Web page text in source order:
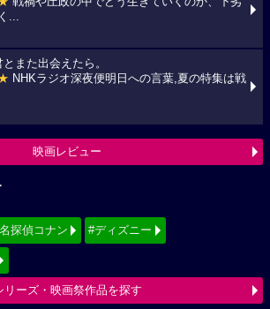
...
また出会えたら。
NHKラジオ深夜便明日への言葉,夏の特集は戦
映画レビュー
探偵コナン #ディズニー
リーズ・映画祭作品を探す